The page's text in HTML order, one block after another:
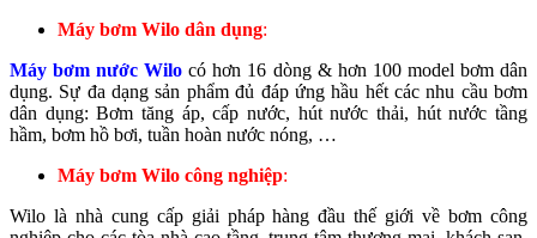
Máy bơm Wilo dân dụng:
Máy bơm nước Wilo có hơn 16 dòng & hơn 100 model bơm dân
dụng. Sự đa dạng sản phẩm đủ đáp ứng hầu hết các nhu cầu bơm
dân dụng: Bơm tăng áp, cấp nước, hút nước thải, hút nước tầng
hầm, bơm hồ bơi, tuần hoàn nước nóng, …
Máy bơm Wilo công nghiệp:
Wilo là nhà cung cấp giải pháp hàng đầu thế giới về bơm công